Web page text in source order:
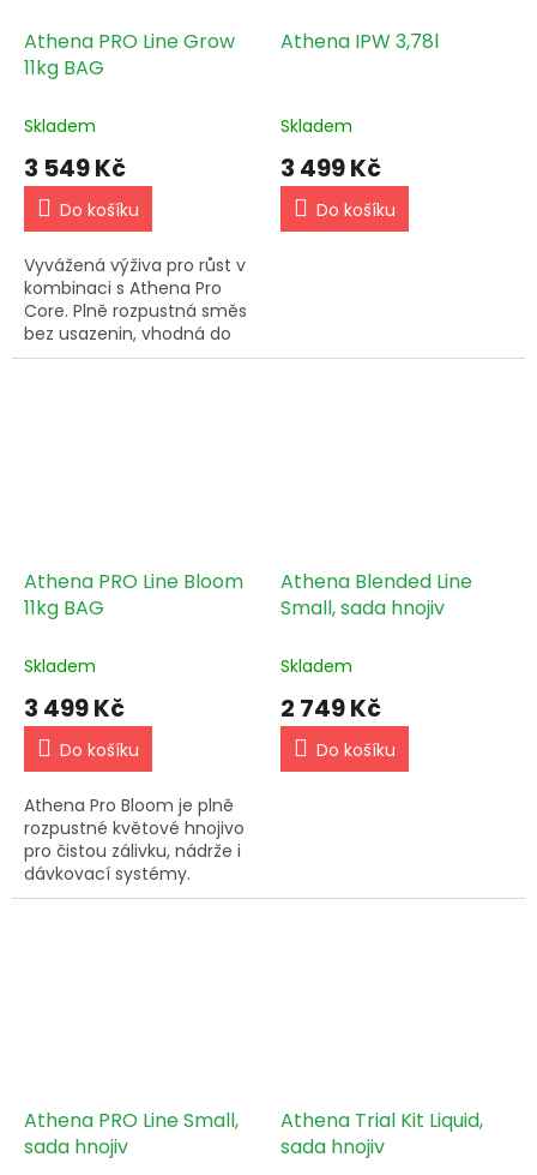
Athena PRO Line Grow
11kg BAG
Skladem
3 549 Kč
Do košíku
Vyvážená výživa pro růst v
kombinaci s Athena Pro
Core. Plně rozpustná směs
bez usazenin, vhodná do
nádrží i dávkovacích
Athena IPW 3,78l
Skladem
3 499 Kč
Do košíku
Athena PRO Line Bloom
11kg BAG
Skladem
3 499 Kč
Do košíku
Athena Pro Bloom je plně
rozpustné květové hnojivo
pro čistou zálivku, nádrže i
dávkovací systémy.
Používej s Athena Pro Core.
Athena Blended Line
Small, sada hnojiv
Skladem
2 749 Kč
Do košíku
Athena PRO Line Small,
sada hnojiv
Athena Trial Kit Liquid,
sada hnojiv